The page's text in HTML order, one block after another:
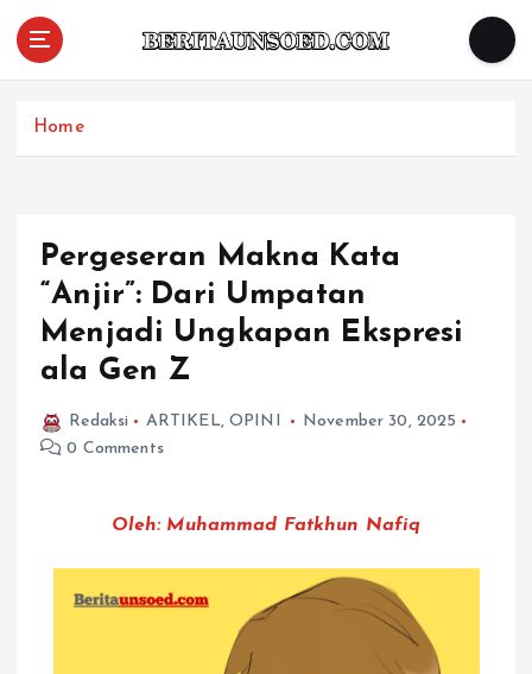
Home
Pergeseran Makna Kata
“Anjir”: Dari Umpatan
Menjadi Ungkapan Ekspresi
ala Gen Z
Redaksi ARTIKEL,OPINI
November 30, 2025
0 Comments
Oleh: Muhammad Fatkhun Nafiq